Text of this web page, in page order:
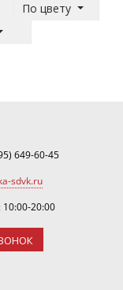
По цвету
649-60-45
sdvk.ru
20:00